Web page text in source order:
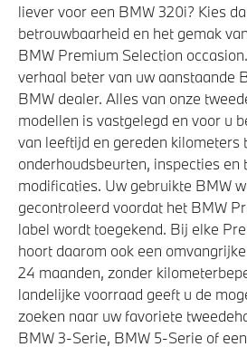
liever voor een BMW 320i? Kies
betrouwbaarheid en het gemak
BMW Premium Selection
verhaal beter van uw aanstaande
BMW dealer. Alles van onze
modellen is vastgelegd en voor u
van leeftijd en gereden kilometers
onderhoudsbeurten, inspecties en
modificaties. Uw gebruikte BMW
gecontroleerd voordat het BMW
label wordt toegekend. Bij elke
hoort daarom ook een
24 maanden, zonder
landelijke voorraad geeft u de
zoeken naar uw favoriete
BMW 3-Serie, BMW 5-Serie of